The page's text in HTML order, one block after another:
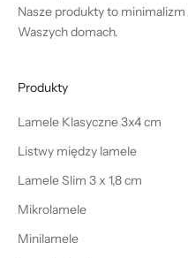
Nasze produkty to minimalizm
Waszych domach.
Produkty
Lamele Klasyczne 3x4 cm
Listwy między lamele
Lamele Slim 3 x 1,8 cm
Mikrolamele
Minilamele